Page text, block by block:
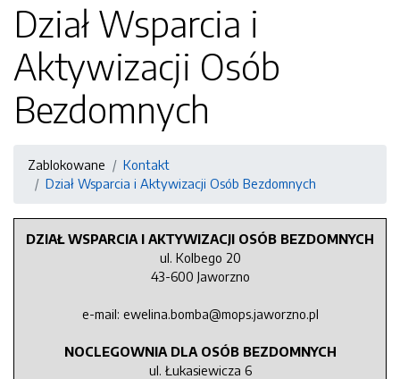
Dział Wsparcia i
Aktywizacji Osób
Bezdomnych
Zablokowane
Kontakt
Dział Wsparcia i Aktywizacji Osób Bezdomnych
DZIAŁ WSPARCIA I AKTYWIZACJI OSÓB BEZDOMNYCH
ul. Kolbego 20
43-600 Jaworzno
e-mail: ewelina.bomba@mops.jaworzno.pl
NOCLEGOWNIA DLA OSÓB BEZDOMNYCH
ul. Łukasiewicza 6